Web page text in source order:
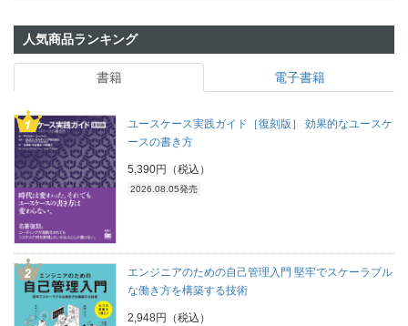
人気商品ランキング
書籍 電子書籍
ユースケース実践ガイド［復刻版］ 効果的なユースケ
ースの書き方
5,390円（税込）
2026.08.05発売
エンジニアのための自己管理入門 堅牢でスケーラブル
な働き方を構築する技術
2,948円（税込）